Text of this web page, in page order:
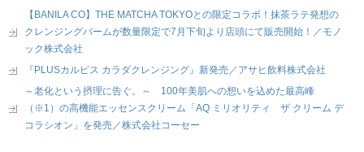
【BANILA CO】THE MATCHA TOKYOとの限定コラボ！抹茶ラテ発想の
クレンジングバームが数量限定で7月下旬より店頭にて販売開始！／モノ
ック株式会社
『PLUSカルピス カラダクレンジング』新発売／アサヒ飲料株式会社
～老化という摂理に告ぐ。～ 100年美肌への想いを込めた最高峰
（※1）の高機能エッセンスクリーム「AQ ミリオリティ ザ クリーム デ
コラシオン」を発売／株式会社コーセー